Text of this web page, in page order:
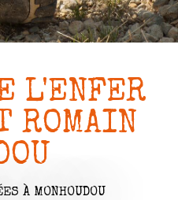
L'ENFER
ROMAIN
À MONHOUDOU